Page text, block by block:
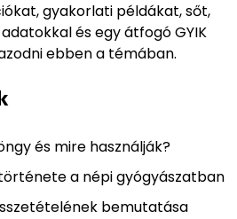
gyakorlati példákat, sőt,
és egy átfogó GYIK
ebben a témában.
és mire használják?
a népi gyógyászatban
bemutatása